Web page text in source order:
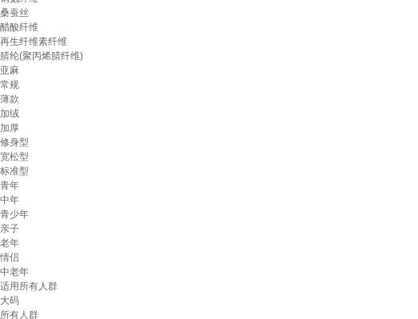
桑蚕丝
醋酸纤维
再生纤维素纤维
腈纶(聚丙烯腈纤维)
亚麻
常规
薄款
加绒
加厚
修身型
宽松型
标准型
青年
中年
青少年
亲子
老年
情侣
中老年
适用所有人群
大码
所有人群